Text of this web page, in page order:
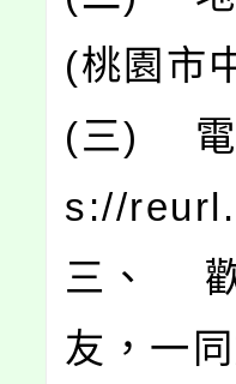
(桃園市
(三) 電
s://
三、 歡
友，一